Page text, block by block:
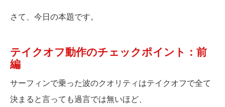
さて、今日の本題です。
テイクオフ動作のチェックポイント：前
編
サーフィンで乗った波のクオリティはテイクオフで全て
決まると言っても過言では無いほど、